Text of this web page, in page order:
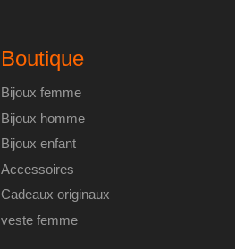
Boutique
Bijoux femme
Bijoux homme
Bijoux enfant
Accessoires
Cadeaux originaux
veste femme